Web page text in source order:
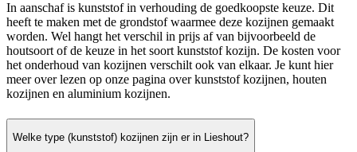
In aanschaf is kunststof in verhouding de goedkoopste keuze. Dit
heeft te maken met de grondstof waarmee deze kozijnen gemaakt
worden. Wel hangt het verschil in prijs af van bijvoorbeeld de
houtsoort of de keuze in het soort kunststof kozijn. De kosten voor
het onderhoud van kozijnen verschilt ook van elkaar. Je kunt hier
meer over lezen op onze pagina over kunststof kozijnen, houten
kozijnen en aluminium kozijnen.
Welke type (kunststof) kozijnen zijn er in Lieshout?